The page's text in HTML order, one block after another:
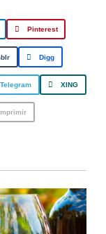
Pinterest
Digg
Telegram XING